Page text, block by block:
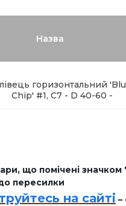
Назва
горизонтальний
Chip' #1, C7 - D 40-60 -
що помічені
пересилки
на сайті –